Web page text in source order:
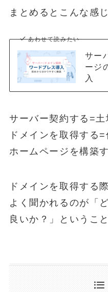
まとめるとこんな感じ
あわせて読みたい
サー
ージ
入
サーバー契約する=土
ドメインを取得する
ホームページを構築
ドメインを取得する
よく聞かれるのが「
良いか？」というこ